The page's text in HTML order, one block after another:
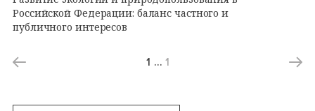
Российской Федерации: баланс частного и
публичного интересов
1 … 1